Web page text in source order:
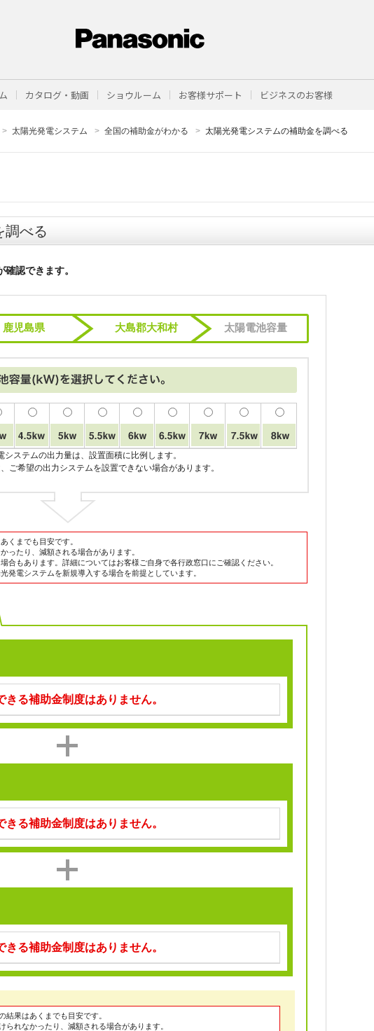
カタログ・動画 ショウルーム お客様サポート ビジネスのお客様
太陽光発電システム 全国の補助金がわかる 太陽光発電システムの補助金を調べる
調べる
認できます。
鹿児島県 大島郡大和村 太陽電池容量
ステムの出力量は、設置面積に比例します。
ご希望の出力システムを設置できない場合があります。
くまでも目安です。
ったり、減額される場合があります。
合もあります。詳細についてはお客様ご自身で各行政窓口にご確認ください。
発電システムを新規導入する場合を前提としています。
きる補助金制度はありません。
きる補助金制度はありません。
きる補助金制度はありません。
結果はあくまでも目安です。
られなかったり、減額される場合があります。